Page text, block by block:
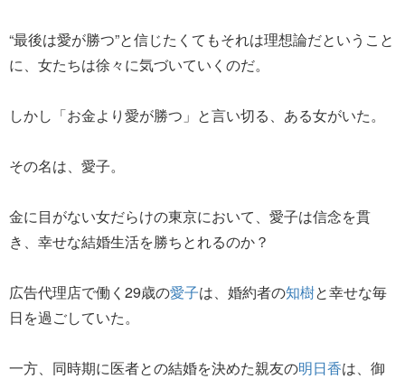
“最後は愛が勝つ”と信じたくてもそれは理想論だということ
に、女たちは徐々に気づいていくのだ。
しかし「お金より愛が勝つ」と言い切る、ある女がいた。
その名は、愛子。
金に目がない女だらけの東京において、愛子は信念を貫
き、幸せな結婚生活を勝ちとれるのか？
広告代理店で働く29歳の愛子は、婚約者の知樹と幸せな毎
日を過ごしていた。
一方、同時期に医者との結婚を決めた親友の明日香は、御